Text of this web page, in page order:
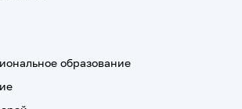
образование